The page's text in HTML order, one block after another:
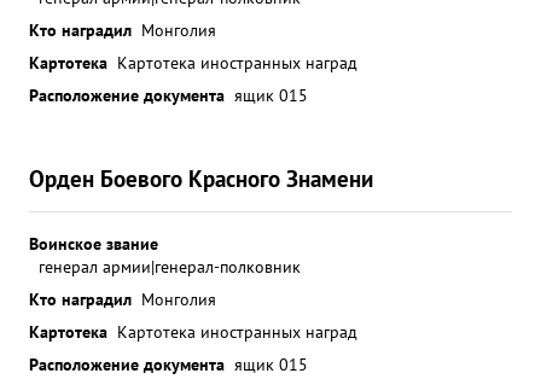
Кто наградил Монголия
Картотека Картотека иностранных наград
Расположение документа ящик 015
Орден Боевого Красного Знамени
Воинское звание
генерал армии|генерал-полковник
Кто наградил Монголия
Картотека Картотека иностранных наград
Расположение документа ящик 015